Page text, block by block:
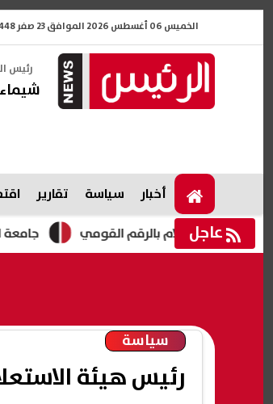
الخميس 06 أغسطس 2026 الموافق 23 صفر 1448
رئيس
أخبار سياسة تقارير
عاجل جامعة المنوفية
سياسة
رئيس هيئة